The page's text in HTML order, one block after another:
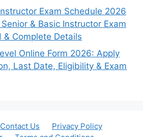
Exam Schedule 2026
& Basic Instructor Exam
Complete Details
Online Form 2026: Apply
Last Date, Eligibility & Exam
Contact Us
Privacy Policy